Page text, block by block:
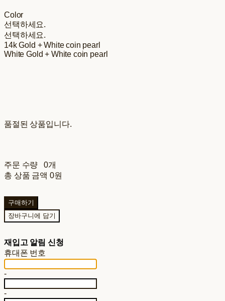
Color
선택하세요.
선택하세요.
14k Gold + White coin pearl
White Gold + White coin pearl
품절된 상품입니다.
주문 수량
0개
총 상품 금액 0원
구매하기
장바구니에 담기
재입고 알림 신청
휴대폰 번호
-
-